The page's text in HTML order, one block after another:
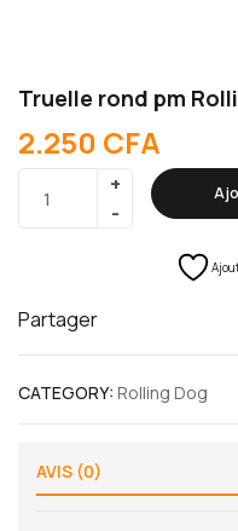
Truelle rond pm
2.250 CFA
Partager
CATEGORY: Rolling Dog
AVIS (0)